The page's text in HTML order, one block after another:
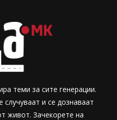
теми за сите генерации.
и се дознаваат
живот. Зачекорете на